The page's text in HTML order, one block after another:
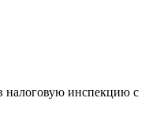
налоговую инспекцию с